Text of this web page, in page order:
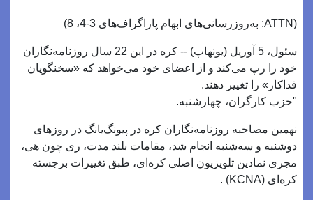
(ATTN: به‌روزرسانی‌های ابهام پاراگراف‌های 3-4، 8)
سئول، 5 آوریل (یونهاپ) -- کره در این 22 سال روزنامه‌نگاران
خود را رپ می‌کند و از اعضای خود می‌خواهد که «سخنگویان
فداکار» را تغییر دهند.
"حزب کارگران، چهارشنبه.
نهمین مصاحبه روزنامه‌نگاران کره در پیونگ‌یانگ در روزهای
دوشنبه و سه‌شنبه انجام شد، مقامات بلند مدت، ری چون هی،
مجری نمادین تلویزیون اصلی کره‌ای، طبق تغییرات برجسته
کره‌ای (KCNA) .